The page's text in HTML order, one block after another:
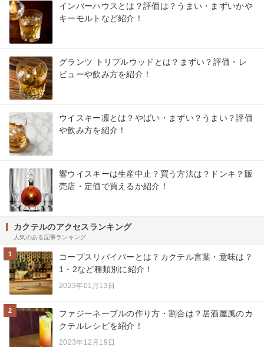
インバーハウスとは？評価は？うまい・まずいかや
キーモルトなど紹介！
グランツ トリプルウッドとは？まずい？評価・レ
ビューや飲み方を紹介！
ウイスキー凛とは？やばい・まずい？うまい？評価
や飲み方を紹介！
響ウイスキーは生産中止？買う方法は？ドンキ？販
売店・定価で買えるか紹介！
カクテルのアクセスランキング
人気のある記事ランキング
1
コープスリバイバーとは？カクテル言葉・意味は？
1・2など種類別に紹介！
2023年01月13日
2
ファジーネーブルの作り方・割合は？居酒屋風のカ
クテルレシピを紹介！
2023年12月19日